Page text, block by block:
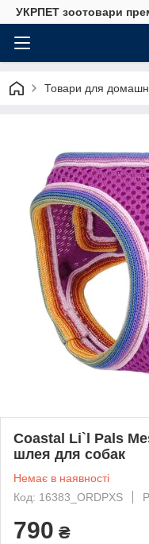
УКРПЕТ зоотовари
Товари для
Coastal Li`l Pals
шлея для собак
Немає в наявності
Код: 16383_ORDPXS
790 ₴